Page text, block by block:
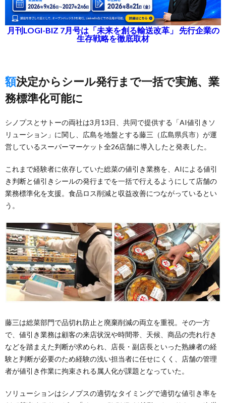
月刊LOGI-BIZ 7月号は「未来を創る輸送改革」 先行企業の
生存戦略を徹底取材
額決定からシール発行まで一括で実施、業
務標準化可能に
シノプスとサトーの両社は3月13日、共同で提供する「AI値引きソ
リューション」に関し、広島を地盤とする藤三（広島県呉市）が運
営しているスーパーマーケット全26店舗に導入したと発表した。
これまで経験者に依存していた総菜の値引き業務を、AIによる値引
き判断と値引きシールの発行までを一括で行えるようにして店舗の
業務標準化を支援。食品ロス削減と収益改善につながっているとい
う。
藤三は総菜部門で品切れ防止と廃棄削減の両立を重視。その一方
で、値引き業務は顧客の来店状況や時間帯、天候、商品の売れ行き
などを踏まえた判断が求められ、店長・副店長といった熟練者の経
験と判断が必要のため経験の浅い担当者に任せにくく、店舗の管理
者が値引き作業に拘束される属人化が課題となっていた。
ソリューションはシノプスの適切なタイミングで適切な値引き率を